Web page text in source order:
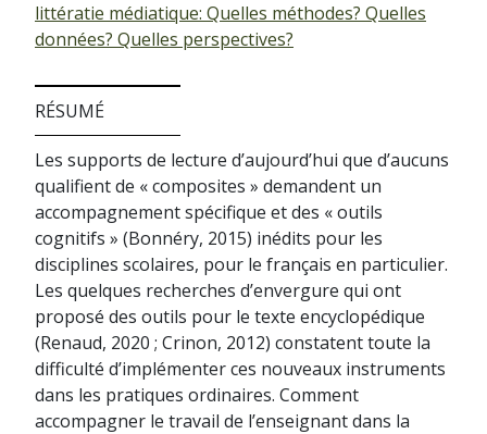
littératie médiatique: Quelles méthodes? Quelles
données? Quelles perspectives?
RÉSUMÉ
Les supports de lecture d’aujourd’hui que d’aucuns
qualifient de « composites » demandent un
accompagnement spécifique et des « outils
cognitifs » (Bonnéry, 2015) inédits pour les
disciplines scolaires, pour le français en particulier.
Les quelques recherches d’envergure qui ont
proposé des outils pour le texte encyclopédique
(Renaud, 2020 ; Crinon, 2012) constatent toute la
difficulté d’implémenter ces nouveaux instruments
dans les pratiques ordinaires. Comment
accompagner le travail de l’enseignant dans la